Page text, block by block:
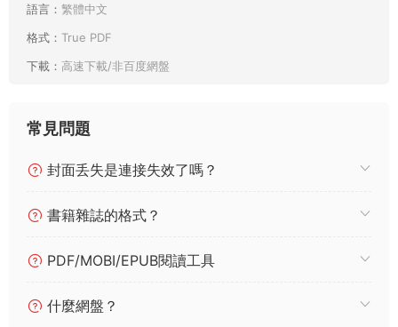
語言： 繁體中文
格式： True PDF
下載： 高速下載/非百度網盤
常見問題
封面丢失是連接失效了嗎？
書籍雜誌的格式？
PDF/MOBI/EPUB閱讀工具
什麼網盤？